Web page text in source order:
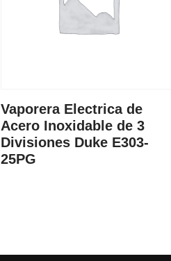
Vaporera Electrica de
Acero Inoxidable de 3
Divisiones Duke E303-
25PG